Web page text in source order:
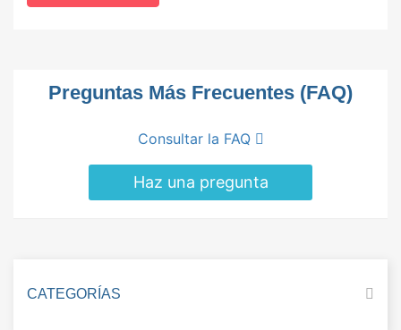
Preguntas Más Frecuentes (FAQ)
Consultar la FAQ
Haz una pregunta
CATEGORÍAS